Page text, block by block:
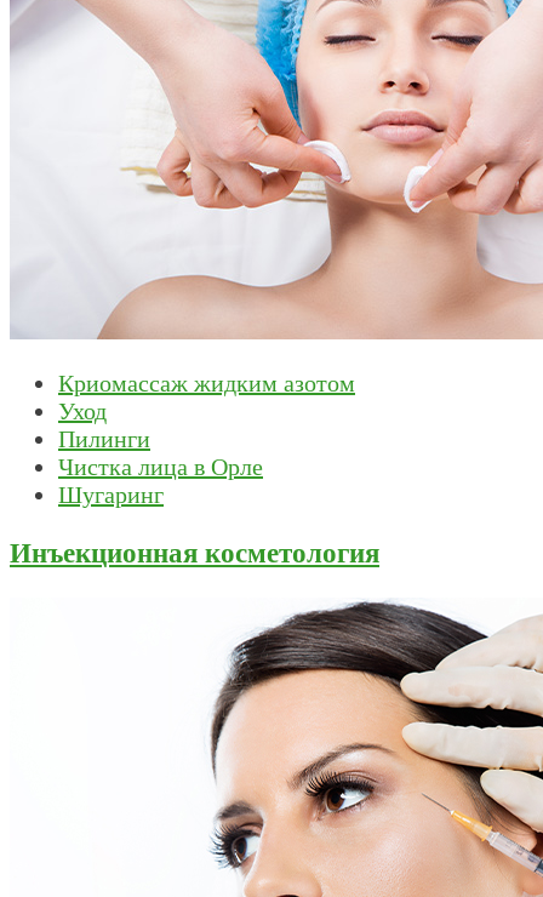
Криомассаж жидким азотом
Уход
Пилинги
Чистка лица в Орле
Шугаринг
Инъекционная косметология